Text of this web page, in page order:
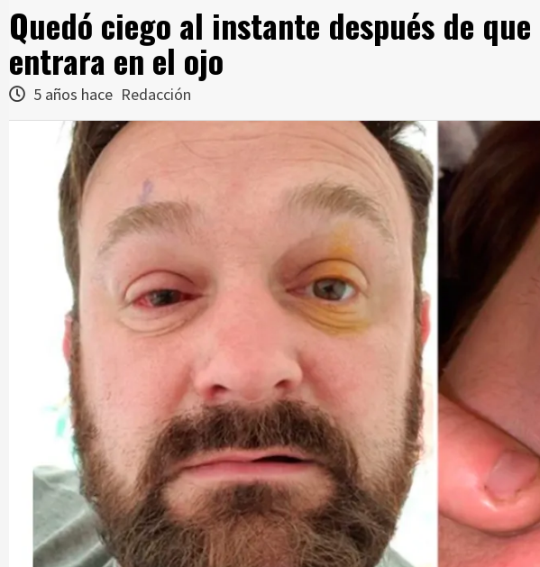
Quedó ciego al instante después de
entrara en el ojo
5 años hace Redacción